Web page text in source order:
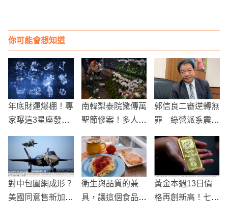
你可能會想知道
年底財運爆棚！專
家曝這3星座發大
南韓梨泰院驚傳萬
聖節慘案！多人踩
死亡、149人受傷
郭信良二審逆轉無
罪 綠營派系震盪
鏢」
對中包圍網成形？
美國同意售新加坡
衛生與品質的兼
具，讓這個食品代
黃金本週13日價
格再創新高！七年